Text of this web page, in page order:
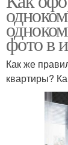
фото в
Как же
квартиры?